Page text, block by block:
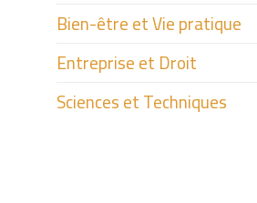
Bien-être et Vie pratique
Entreprise et Droit
Sciences et Techniques